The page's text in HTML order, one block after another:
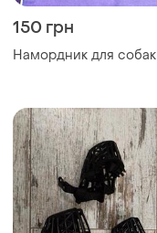
150 грн
Намордник для собак